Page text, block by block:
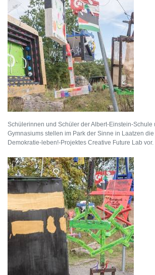
Schülerinnen und Schüler der Albert-Einstein-Schule
Gymnasiums stellen im Park der Sinne in Laatzen
Demokratie-leben!-Projektes Creative Future Lab vor.